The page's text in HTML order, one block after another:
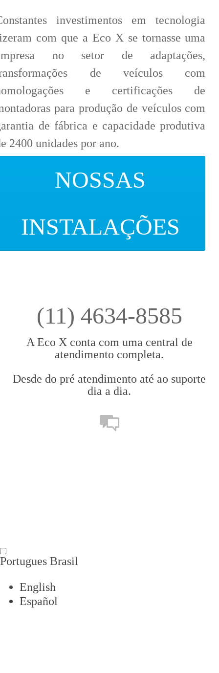
investimentos em tecnologia
com que a Eco X se tornasse uma
no setor de adaptações,
de veículos com
e certificações de
para produção de veículos com
de fábrica e capacidade produtiva
2400 unidades por ano.
NOSSAS
INSTALAÇÕES
(11) 4634-8585
A Eco X conta com uma central de
atendimento completa.
Desde do pré atendimento até ao suporte
dia a dia.
Portugues Brasil
English
Español